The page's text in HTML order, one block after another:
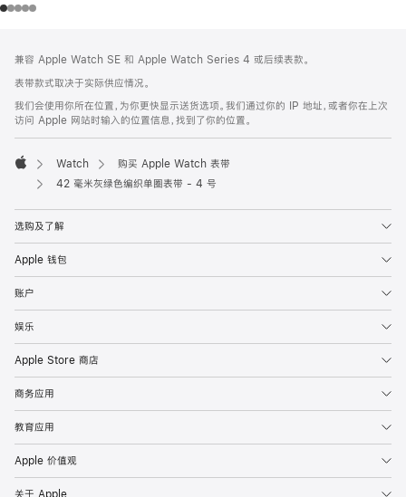
页
页
脚
注
兼容 Apple Watch SE 和 Apple Watch Series 4 或后续表款。
表带款式取决于实际供应情况。
我们会使用你所在位置，为你更快显示送货选项。我们通过你的 IP 地址，或者你在上次
访问 Apple 网站时输入的位置信息，找到了你的位置。
Apple
Watch
购买 Apple Watch 表带
42 毫米灰绿色编织单圈表带 - 4 号
选购及了解
Apple 钱包
账户
娱乐
Apple Store 商店
商务应用
教育应用
Apple 价值观
关于 Apple